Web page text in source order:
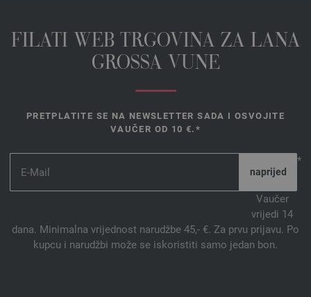
FILATI WEB TRGOVINA ZA LANA
GROSSA VUNE
PRETPLATITE SE NA NEWSLETTER SADA I OSVOJITE
VAUČER OD 10 €.*
*
Vaučer
vrijedi 14
dana. Minimalna vrijednost narudžbe 45,- €. Za prvu prijavu. Po
kupcu i narudžbi može se iskoristiti samo jedan bon.